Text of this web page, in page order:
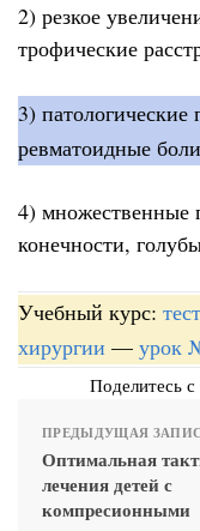
2) резкое
трофические
3)
ревматоидные
4) множественные
конечности,
Учебный курс:
хирургии — урок
Поделитесь
ПРЕДЫДУЩАЯ
Оптимальная
лечения детей с
компресионными